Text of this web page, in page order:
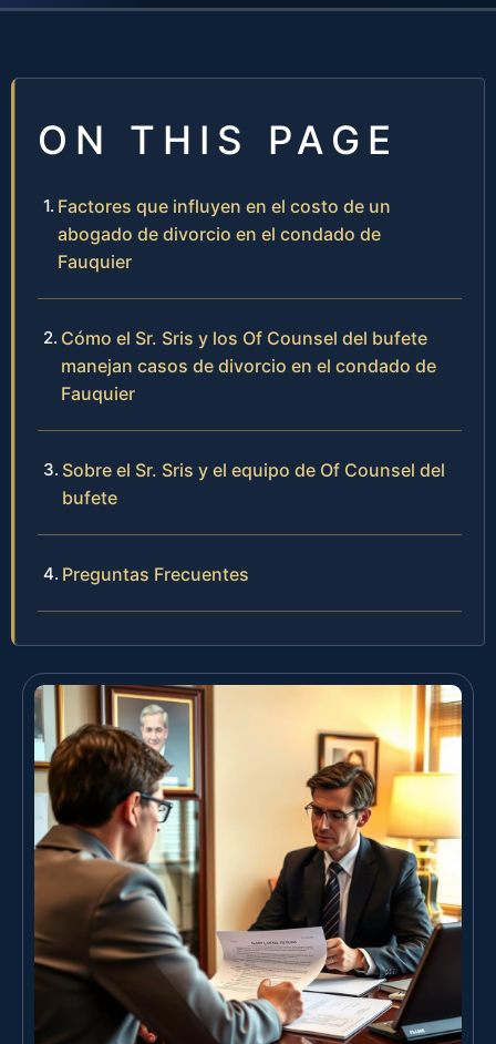
ON THIS PAGE
Factores que influyen en el costo de un
abogado de divorcio en el condado de
Fauquier
Cómo el Sr. Sris y los Of Counsel del bufete
manejan casos de divorcio en el condado de
Fauquier
Sobre el Sr. Sris y el equipo de Of Counsel del
bufete
Preguntas Frecuentes